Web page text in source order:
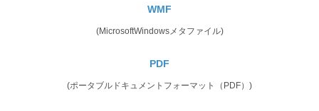
WMF
(MicrosoftWindowsメタファイル)
PDF
(ポータブルドキュメントフォーマット（PDF）)